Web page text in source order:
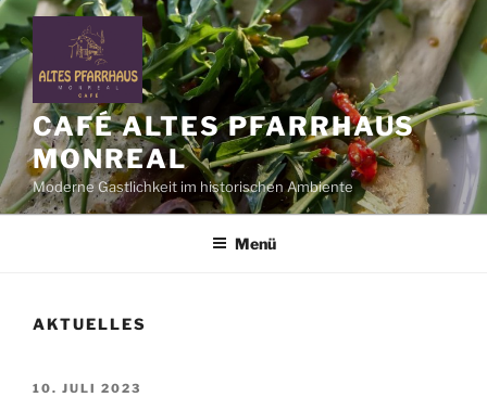
Zum
Inhalt
springen
CAFÉ ALTES PFARRHAUS
MONREAL
Moderne Gastlichkeit im historischen Ambiente
Menü
AKTUELLES
VERÖFFENTLICHT
10. JULI 2023